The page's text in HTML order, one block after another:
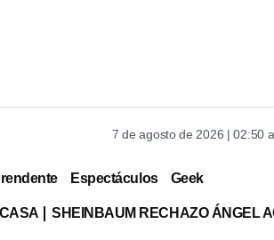
7 de agosto de 2026 | 02:50
Espectáculos Geek
SHEINBAUM RECHAZO ÁNGEL